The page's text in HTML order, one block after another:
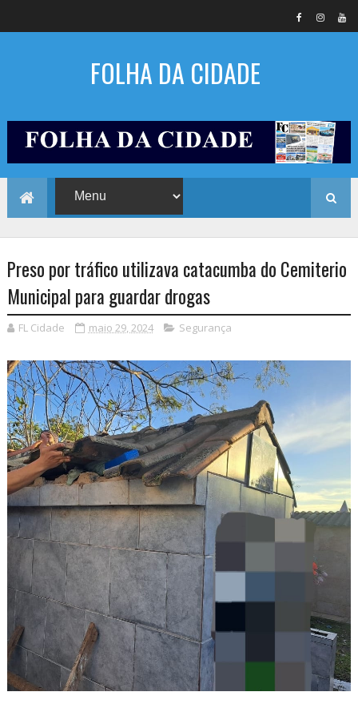
FOLHA DA CIDADE
Preso por tráfico utilizava catacumba do Cemiterio
Municipal para guardar drogas
FL Cidade maio 29, 2024 Segurança